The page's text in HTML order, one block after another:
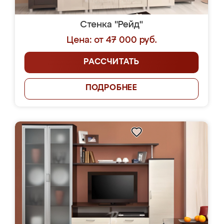
Стенка "Рейд"
Цена: от 47 000 руб.
РАССЧИТАТЬ
ПОДРОБНЕЕ